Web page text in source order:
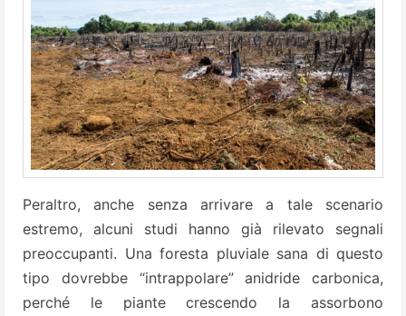
Peraltro, anche senza arrivare a tale scenario
estremo, alcuni studi hanno già rilevato segnali
preoccupanti. Una foresta pluviale sana di questo
tipo dovrebbe “intrappolare” anidride carbonica,
perché le piante crescendo la assorbono